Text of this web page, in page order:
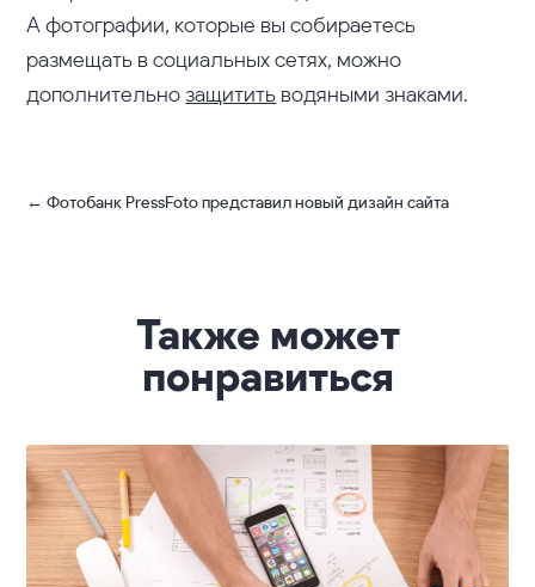
А фотографии, которые вы собираетесь
размещать в социальных сетях, можно
дополнительно защитить водяными знаками.
←Фотобанк PressFoto представил новый дизайн сайта
Также может
понравиться